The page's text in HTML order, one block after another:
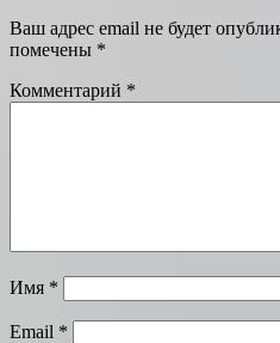
Ваш адрес email не будет
помечены *
Комментарий *
Имя *
Email *